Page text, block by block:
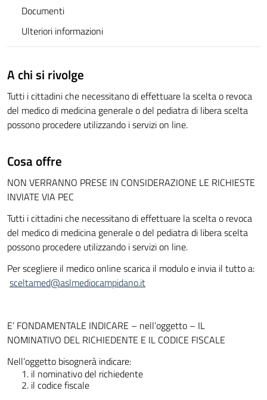
Documenti
Ulteriori informazioni
A chi si rivolge
Tutti i cittadini che necessitano di effettuare la scelta o revoca
del medico di medicina generale o del pediatra di libera scelta
possono procedere utilizzando i servizi on line.
Cosa offre
NON VERRANNO PRESE IN CONSIDERAZIONE LE RICHIESTE
INVIATE VIA PEC
Tutti i cittadini che necessitano di effettuare la scelta o revoca
del medico di medicina generale o del pediatra di libera scelta
possono procedere utilizzando i servizi on line.
Per scegliere il medico online scarica il modulo e invia il tutto a:
sceltamed@aslmediocampidano.it
E’ FONDAMENTALE INDICARE – nell’oggetto – IL
NOMINATIVO DEL RICHIEDENTE E IL CODICE FISCALE
Nell’oggetto bisognerà indicare:
il nominativo del richiedente
il codice fiscale